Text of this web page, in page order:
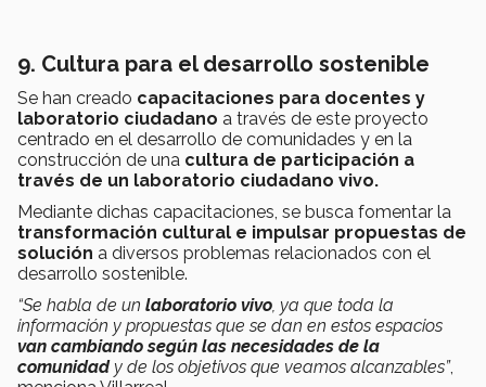
9. Cultura para el desarrollo sostenible
Se han creado capacitaciones para docentes y
laboratorio ciudadano a través de este proyecto
centrado en el desarrollo de comunidades y en la
construcción de una cultura de participación a
través de un laboratorio ciudadano vivo.
Mediante dichas capacitaciones, se busca fomentar la
transformación cultural e impulsar propuestas de
solución a diversos problemas relacionados con el
desarrollo sostenible.
“Se habla de un laboratorio vivo, ya que toda la
información y propuestas que se dan en estos espacios
van cambiando según las necesidades de la
comunidady de los objetivos que veamos alcanzables”,